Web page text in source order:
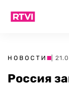
НОВОСТИ |
Россия